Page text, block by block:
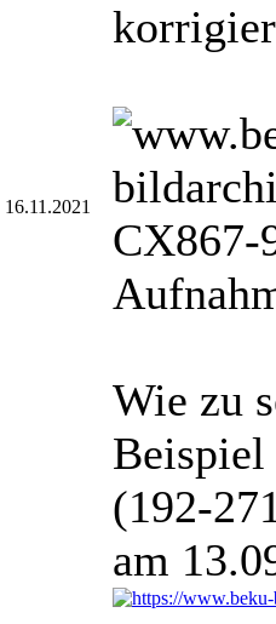
16.11.2021
Wie zu
Beispiel
(192-
am